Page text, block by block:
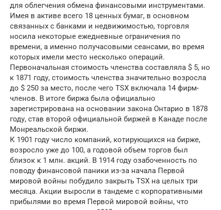
для облегчения обмена финансовыми инструментами.
Имея в активе всего 18 ценных бумаг, в основном
связанных с банками и недвижимостью, торговля
носила некоторые ежедневные ограничения по
времени, а именно получасовыми сеансами, во время
которых имели место несколько операций.
Первоначальная стоимость членства составляла $ 5, но
к 1871 году, стоимость членства значительно возросла
до $ 250 за место, после чего TSX включала 14 фирм-
членов. В итоге биржа была официально
зарегистрирована на основании закона Онтарио в 1878
году, став второй официальной биржей в Канаде после
Монреальской биржи.
К 1901 году число компаний, котирующихся на бирже,
возросло уже до 100, а годовой объем торгов был
близок к 1 млн. акций. В 1914 году озабоченность по
поводу финансовой паники из-за начала Первой
мировой войны побудило закрыть TSX на целых три
месяца. Акции выросли в тандеме с корпоративными
прибылями во время Первой мировой войны, что